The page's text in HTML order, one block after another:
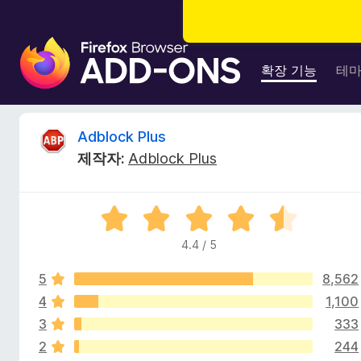
F
i
e
확장 기능 테마
A
o
c
Adblock Plus
제작자: Adblock Plus
5
점
4
.
4
4.4 / 5
5
8,562
4
1,100
3
333
2
244